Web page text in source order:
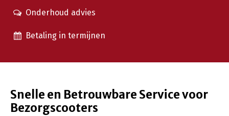
Onderhoud advies
Betaling in termijnen
Snelle en Betrouwbare Service voor
Bezorgscooters